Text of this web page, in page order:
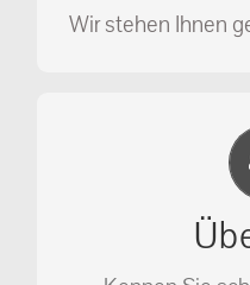
Wir stehen Ihnen
Wir sehen